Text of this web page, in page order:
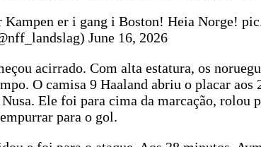
Kampen er i gang i Boston! Heia Norge!
June 16, 2026
acirrado. Com alta estatura, os
O camisa 9 Haaland abriu o placar
Ele foi para cima da marcação,
para o gol.